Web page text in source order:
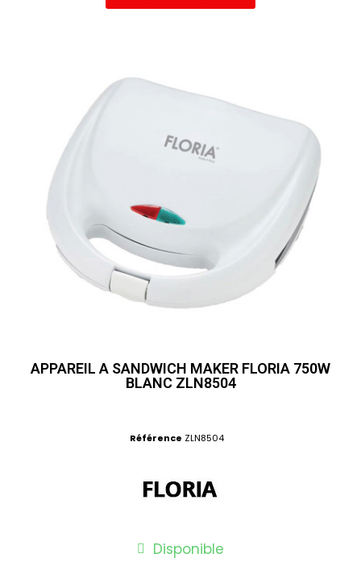
APPAREIL A SANDWICH MAKER FLORIA 750W
BLANC ZLN8504
Référence ZLN8504
Disponible